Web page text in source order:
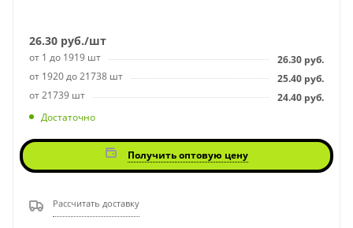
26.30 руб./шт
от 1 до 1919 шт 26.30 руб.
от 1920 до 21738 шт
25.40 руб.
от 21739 шт
24.40 руб.
Достаточно
Получить оптовую цену
Рассчитать доставку